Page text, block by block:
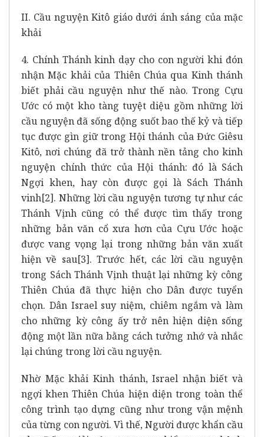
II. Cầu nguyện Kitô giáo dưới ánh sáng của mặc
khải
4. Chính Thánh kinh dạy cho con người khi đón
nhận Mặc khải của Thiên Chúa qua Kinh thánh
biết phải cầu nguyện như thế nào. Trong Cựu
Ước có một kho tàng tuyệt diệu gồm những lời
cầu nguyện đã sống động suốt bao thế kỷ và tiếp
tục được gìn giữ trong Hội thánh của Đức Giêsu
Kitô, nơi chúng đã trở thành nền tảng cho kinh
nguyện chính thức của Hội thánh: đó là Sách
Ngợi khen, hay còn được gọi là Sách Thánh
vinh[2]. Những lời cầu nguyện tương tự như các
Thánh Vịnh cũng có thể được tìm thấy trong
những bản văn cổ xưa hơn của Cựu Ước hoặc
được vang vọng lại trong những bản văn xuất
hiện về sau[3]. Trước hết, các lời cầu nguyện
trong Sách Thánh Vịnh thuật lại những kỳ công
Thiên Chúa đã thực hiện cho Dân được tuyển
chọn. Dân Israel suy niệm, chiêm ngắm và làm
cho những kỳ công ấy trở nên hiện diện sống
động một lần nữa bằng cách tưởng nhớ và nhắc
lại chúng trong lời cầu nguyện.
Nhờ Mặc khải Kinh thánh, Israel nhận biết và
ngợi khen Thiên Chúa hiện diện trong toàn thể
công trình tạo dựng cũng như trong vận mệnh
của từng con người. Vì thế, Người được khẩn cầu